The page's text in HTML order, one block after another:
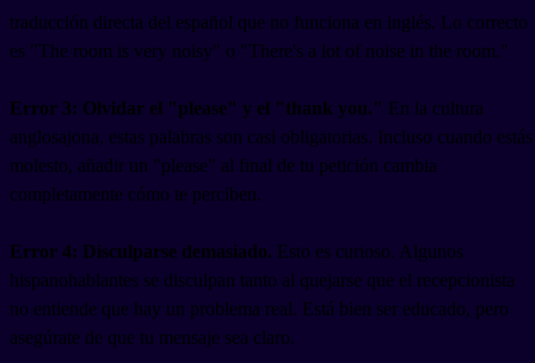
traducción directa del español que no funciona en inglés. Lo correcto
es "The room is very noisy" o "There's a lot of noise in the room."
Error 3: Olvidar el "please" y el "thank you." En la cultura
anglosajona, estas palabras son casi obligatorias. Incluso cuando estás
molesto, añadir un "please" al final de tu petición cambia
completamente cómo te perciben.
Error 4: Disculparse demasiado. Esto es curioso. Algunos
hispanohablantes se disculpan tanto al quejarse que el recepcionista
no entiende que hay un problema real. Está bien ser educado, pero
asegúrate de que tu mensaje sea claro.